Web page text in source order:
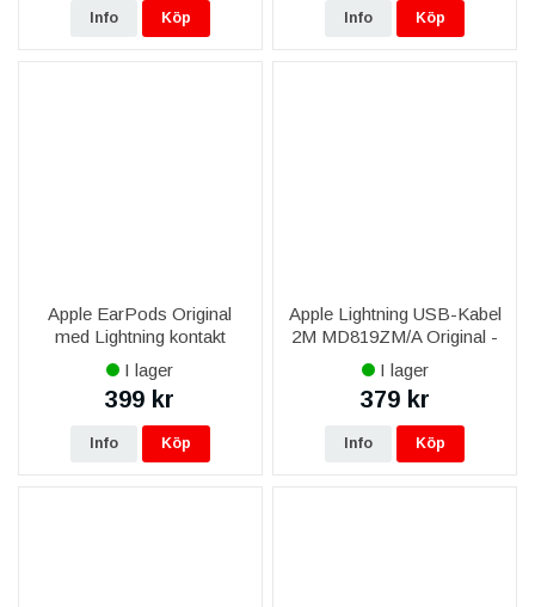
Info Köp Info Köp
Apple EarPods Original
med Lightning kontakt
MMTN2ZM/A
I lager
399 kr
Info Köp
Apple Lightning USB-Kabel
2M MD819ZM/A Original -
Vit
I lager
379 kr
Info Köp